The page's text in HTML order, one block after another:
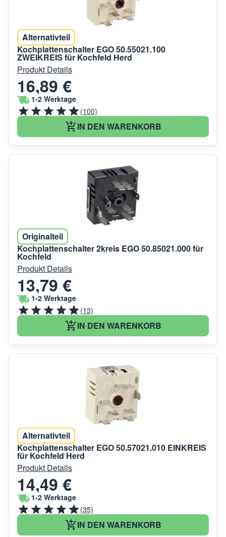
Alternativteil
Kochplattenschalter EGO 50.55021.100
ZWEIKREIS für Kochfeld Herd
Produkt Details
16,89 €
1-2 Werktage
(100)
IN DEN WARENKORB
Originalteil
Kochplattenschalter 2kreis EGO 50.85021.000 für
Kochfeld
Produkt Details
13,79 €
1-2 Werktage
(13)
IN DEN WARENKORB
Alternativteil
Kochplattenschalter EGO 50.57021.010 EINKREIS
für Kochfeld Herd
Produkt Details
14,49 €
1-2 Werktage
(35)
IN DEN WARENKORB